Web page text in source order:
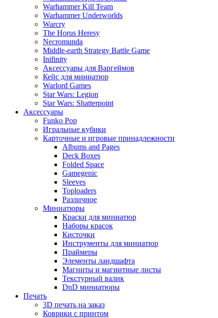
Warhammer Kill Team
Warhammer Underworlds
Warcry
The Horus Heresy
Necromunda
Middle-earth Strategy Battle Game
Inifinity
Аксессуары для Варгеймов
Кейс для миниатюр
Warlord Games
Star Wars: Legion
Star Wars: Shatterpoint
Аксессуары
Funko Pop
Игральные кубики
Карточные и игровые принадлежности
Albums and Pages
Deck Boxes
Folded Space
Gamegenic
Sleeves
Toploaders
Различное
Миниатюры
Краски для миниатюр
Наборы красок
Кисточки
Инструменты для миниатюр
Праймеры
Элементы ландшафта
Магниты и магнитные листы
Текстурный валик
DnD миниатюры
Печать
3D печать на заказ
Коврики с принтом